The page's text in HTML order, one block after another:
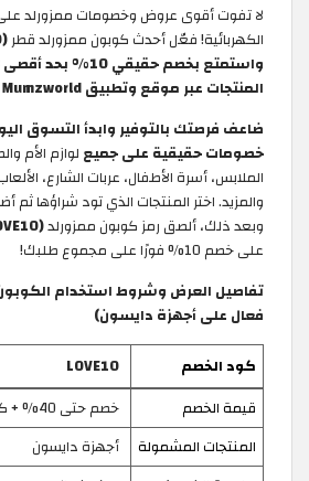
لا تفوت أقوى عروض وخصومات ممزورلد
الكهربائية! فعّل أحدث كوبون ممزورلد قطر(LOVE10)
واستمتع بخصم حقيقي 10% بحد أقصى 38.8 ريال
المنتجات عبر موقع وتطبيق Mumzworld قطر.
ضاعف فرصتك بالتوفير وابدأ التسوق
خصومات حقيقية على جميع لوازم الأم
الملابس، أسرة الأطفال، عربات الشارع،
والمزيد. اختر المنتجات الذي تود شراؤها
وبعد ذلك، ألصق رمز كوبون ممزورلد(LOVE10)
على خصم 10% فورًا على مجموع طلبك!
تفاصيل العرض وشروط استخدام
فعال على أجهزة دايسون)
كود الخصم
LOVE10
قيمة الخصم
خصم حتى 40% + كوبون 10%
المنتجات المشمولة
أجهزة دايسون